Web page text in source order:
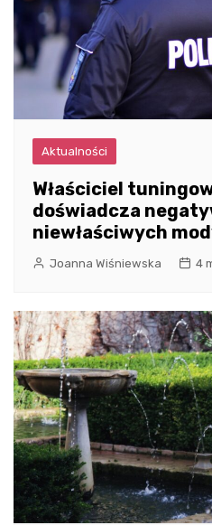
Aktualności
Właściciel
doświadcza
niewłaściwych
Joanna Wiśniewska 4